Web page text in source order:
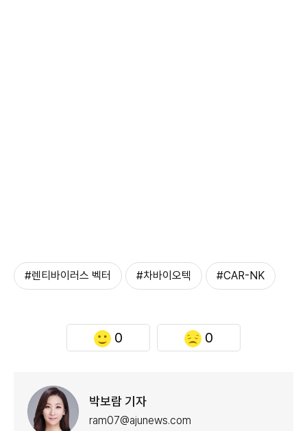
#렌티바이러스 벡터 #차바이오텍 #CAR-NK
0 0
박보람 기자
ram07@ajunews.com